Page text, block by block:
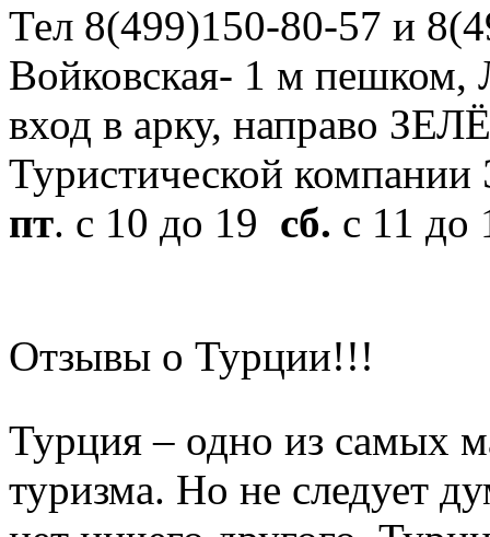
Тел 8(499)150-80-57 и
Войковская- 1 м пешком,
вход в арку, направо
Туристической
пт. с 10 до 19 сб. с 11 до
Отзывы о Турции!!!
Турция – одно из самых
туризма. Но не следует